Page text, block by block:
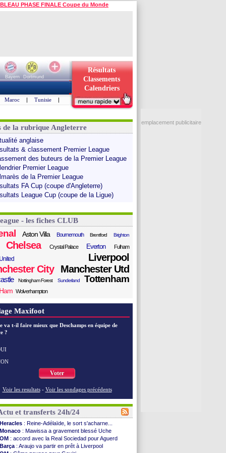
PHASE FINALE Coupe du Monde
Bayern
Dortmund
Résultats
Classements
Calendriers
Maroc | Tunisie |
de la rubrique Angleterre
anglaise
& classement Premier League
des buteurs de la Premier League
Premier League
de la Premier League
FA Cup (coupe d'Angleterre)
League Cup (coupe de la Ligue)
- les fiches CLUB
Aston Villa Bournemouth Brentford Brighton
Chelsea Crystal Palace Everton Fulham
Liverpool
City
Manchester Utd
Nottingham Forest Sunderland Tottenham
Wolverhampton
Maxifoot
va t-il faire mieux que Deschamps en équipe de
?
Voter
Voir les resultats - Voir les sondages précédents
et transferts 24h/24
Heracles : Reine-Adélaïde, le sort s'acharne...
Monaco : Mawissa a gravement blessé Uche
OM : accord avec la Real Sociedad pour Aguerd
Barça : Araujo va partir en prêt à Liverpool
emplacement publicitaire